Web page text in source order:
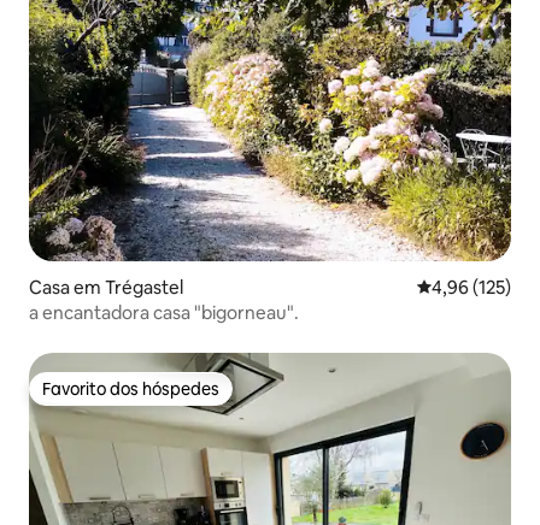
Casa em Trégastel Classificação
4,96 (125)
a encantadora casa "bigorneau".
Favorito dos hóspedes
Favorito dos hóspedes